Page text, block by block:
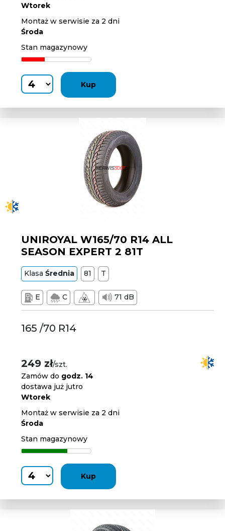
Wtorek
Montaż w serwisie za 2 dni
Środa
Stan magazynowy
Kup
UNIROYAL W165/70 R14 ALL
SEASON EXPERT 2 81T
KlasaŚrednia 81 T
E C 71 dB
165 /70 R14
249 zł/szt.
Zamów do godz. 14
dostawa już jutro
Wtorek
Montaż w serwisie za 2 dni
Środa
Stan magazynowy
Kup